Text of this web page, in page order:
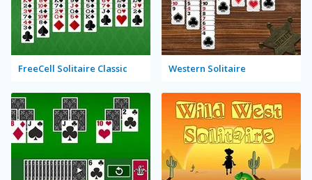
FreeCell Solitaire Classic Western Solitaire